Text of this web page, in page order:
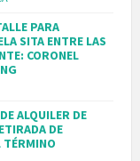
PARA
SITA ENTRE LAS
CORONEL
ALQUILER DE
DE
TÉRMINO